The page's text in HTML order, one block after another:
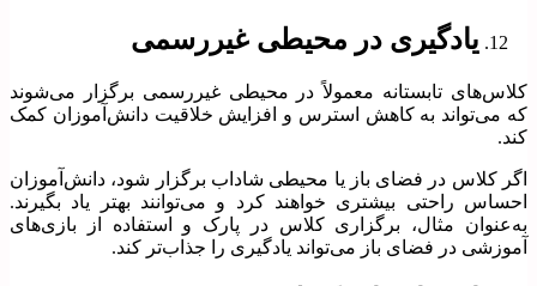
یادگیری در محیطی غیررسمی
کلاس‌های تابستانه معمولاً در محیطی غیررسمی برگزار می‌شوند
که می‌تواند به کاهش استرس و افزایش خلاقیت دانش‌آموزان کمک
کند.
اگر کلاس در فضای باز یا محیطی شاداب برگزار شود، دانش‌آموزان
احساس راحتی بیشتری خواهند کرد و می‌توانند بهتر یاد بگیرند.
به‌عنوان مثال، برگزاری کلاس در پارک و استفاده از بازی‌های
آموزشی در فضای باز می‌تواند یادگیری را جذاب‌تر کند.